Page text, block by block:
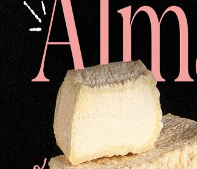
de queso semicurado de
17,81
Formato aprox.: 550 g Queso
meses. Un queso suave y
agradable y fácil de disfrutar.